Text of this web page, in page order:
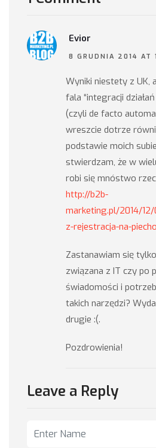
Evior
8 GRUDNIA 2014 AT
Wyniki niestety z UK,
fala “integracji
(czyli de facto
wreszcie dotrze
podstawie moich
stwierdzam, że w
robi się mnóstwo
http://b2b-
marketing.pl/2014/
z-rejestracja-na-
Zastanawiam się
związana z IT czy po
świadomości i
takich narzędzi?
drugie :(.
Pozdrowienia!
Leave a Reply